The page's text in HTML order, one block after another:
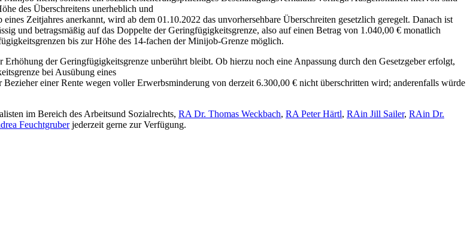
des Überschreitens unerheblich und
Zeitjahres anerkannt, wird ab dem 01.10.2022 das unvorhersehbare Überschreiten gesetzlich geregelt. Danach ist
und betragsmäßig auf das Doppelte der Geringfügigkeitsgrenze, also auf einen Betrag von 1.040,00 € monatlich
bis zur Höhe des 14-fachen der Minijob-Grenze möglich.
der Geringfügigkeitsgrenze unberührt bleibt. Ob hierzu noch eine Anpassung durch den Gesetzgeber erfolgt,
bei Ausübung eines
einer Rente wegen voller Erwerbsminderung von derzeit 6.300,00 € nicht überschritten wird; anderenfalls würde
im Bereich des Arbeitsund Sozialrechts, RA Dr. Thomas Weckbach, RA Peter Härtl, RAin Jill Sailer, RAin Dr.
Feuchtgruberjederzeit gerne zur Verfügung.